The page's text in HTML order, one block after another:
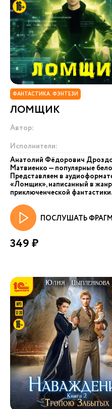
ФАНТАСТИКА. ФЭНТЕЗИ
ЛОМЩИК
Автор:
Исполнители:
Анатолий Фёдорович
Матвиенко — популярные
Представляем в
«Ломщик», написанный в
приключенческой
ПОСЛУШАТЬ
349 ₽